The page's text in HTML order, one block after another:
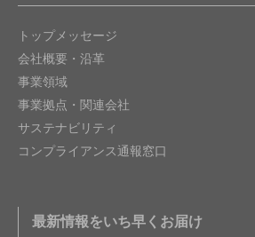
トップメッセージ
会社概要・沿革
事業領域
事業拠点・関連会社
サステナビリティ
コンプライアンス通報窓口
最新情報をいち早くお届け